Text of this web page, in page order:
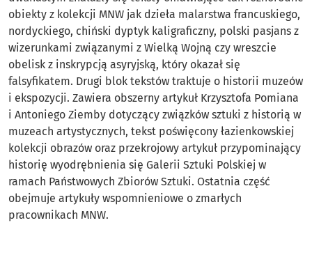
obiekty z kolekcji MNW jak dzieła malarstwa francuskiego,
nordyckiego, chiński dyptyk kaligraficzny, polski pasjans z
wizerunkami związanymi z Wielką Wojną czy wreszcie
obelisk z inskrypcją asyryjską, który okazał się
falsyfikatem. Drugi blok tekstów traktuje o historii muzeów
i ekspozycji. Zawiera obszerny artykuł Krzysztofa Pomiana
i Antoniego Ziemby dotyczący związków sztuki z historią w
muzeach artystycznych, tekst poświęcony łazienkowskiej
kolekcji obrazów oraz przekrojowy artykuł przypominający
historię wyodrębnienia się Galerii Sztuki Polskiej w
ramach Państwowych Zbiorów Sztuki. Ostatnia część
obejmuje artykuły wspomnieniowe o zmarłych
pracownikach MNW.